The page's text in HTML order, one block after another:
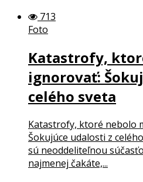
713
Foto
Katastrofy,
ignorovať:
celého sveta
Katastrofy, ktoré nebolo
Šokujúce udalosti z
sú neoddeliteľnou
najmenej čakáte,...